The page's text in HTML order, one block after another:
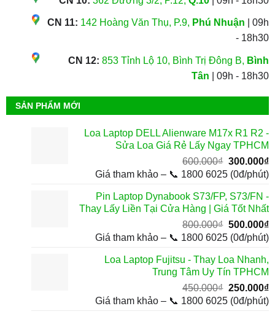
CN 11: 142 Hoàng Văn Thụ, P.9, Phú Nhuận | 09h
- 18h30
CN 12: 853 Tỉnh Lộ 10, Bình Trị Đông B, Bình
Tân | 09h - 18h30
SẢN PHẨM MỚI
Loa Laptop DELL Alienware M17x R1 R2 -
Sửa Loa Giá Rẻ Lấy Ngay TPHCM
600.000₫ Giá
gốc
600.000₫.
300.000₫
Giá tham khảo – 📞 1800 6025 (0đ/phút)
Pin Laptop Dynabook S73/FP, S73/FN -
Thay Lấy Liền Tại Cửa Hàng | Giá Tốt Nhất
800.000₫ Giá
gốc
800.000₫.
500.000₫
Giá tham khảo – 📞 1800 6025 (0đ/phút)
Loa Laptop Fujitsu - Thay Loa Nhanh,
Trung Tâm Uy Tín TPHCM
450.000₫ Giá
gốc
250.000₫
Giá tham khảo – 📞 1800 6025 (0đ/phút)